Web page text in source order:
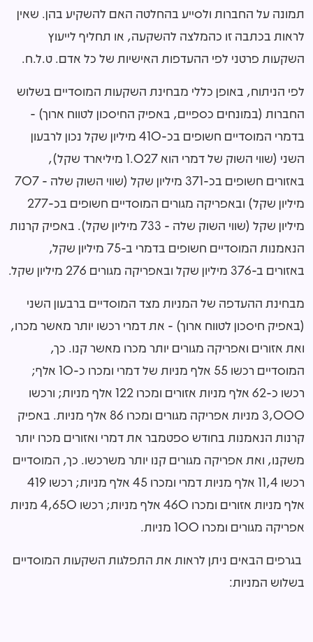
תמונה על החברות ולסייע בהחלטה האם להשקיע בהן. שאין
לראות בכתבה זו כהמלצה להשקעה, או תחליף לייעוץ
השקעות פרטני לפי ההעדפות האישיות של כל אדם. ט.ל.ח.
לפי הניתוח, באופן כללי מבחינת השקעות המוסדיים בשלוש
החברות (במונחים כספיים, באפיק החיסכון לטווח ארוך) -
בדמרי המוסדיים חשופים בכ-410 מיליון שקל נכון לרבעון
השני (שווי השוק של דמרי הוא 1.027 מיליארד שקל)
,
באזורים חשופים בכ-371 מיליון שקל (שווי השוק שלה - 707
מיליון שקל)
ובאפריקה מגורים המוסדיים חשופים בכ-277
מיליון שקל (שווי השוק שלה - 733 מיליון שקל). באפיק קרנות
הנאמנות המוסדיים חשופים בדמרי ב-75 מיליון שקל,
באזורים ב-376 מיליון שקל ובאפריקה מגורים 276 מיליון שקל.
מבחינת ההעדפה של המניות מצד המוסדיים ברבעון השני
(באפיק חיסכון לטווח ארוך) - את דמרי רכשו יותר מאשר מכרו,
ואת אזורים ואפריקה מגורים יותר מכרו מאשר קנו. כך,
המוסדיים רכשו 55 אלף מניות של דמרי ומכרו כ-10 אלף;
רכשו כ-62 אלף מניות אזורים ומכרו 122 אלף מניות; ורכשו
3,000 מניות אפריקה מגורים ומכרו 86 אלף מניות. באפיק
קרנות הנאמנות בחודש ספטמבר את דמרי ואזורים מכרו יותר
משקנו, ואת אפריקה מגורים קנו יותר משרכשו. כך, המוסדיים
רכשו 11,4 אלף מניות דמרי ומכרו 45 אלף מניות; רכשו 419
אלף מניות אזורים ומכרו 460 אלף מניות; רכשו 4,650 מניות
אפריקה מגורים ומכרו 100 מניות.
בגרפים הבאים ניתן לראות את התפלגות השקעות המוסדיים
בשלוש המניות: